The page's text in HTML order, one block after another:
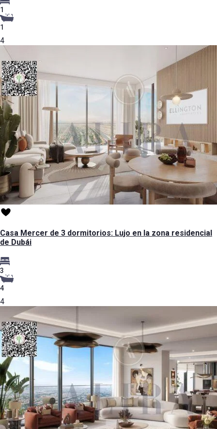
1
1
4
Casa Mercer de 3 dormitorios: Lujo en la zona residencial
de Dubái
3
4
4